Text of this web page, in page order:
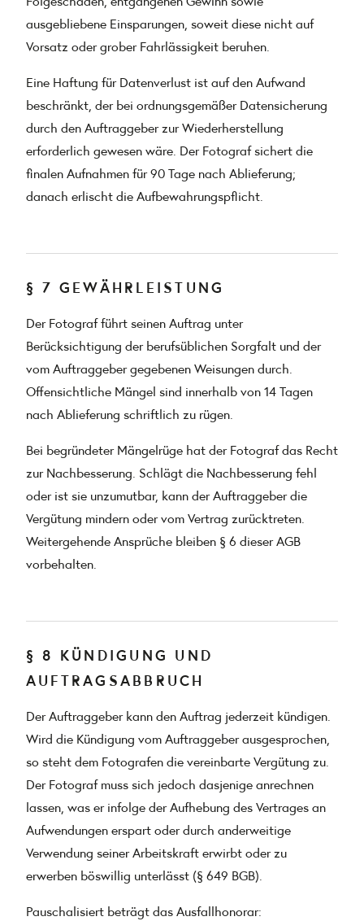
ausgebliebene Einsparungen, soweit diese nicht auf
Vorsatz oder grober Fahrlässigkeit beruhen.
Eine Haftung für Datenverlust ist auf den Aufwand
beschränkt, der bei ordnungsgemäßer Datensicherung
durch den Auftraggeber zur Wiederherstellung
erforderlich gewesen wäre. Der Fotograf sichert die
finalen Aufnahmen für 90 Tage nach Ablieferung;
danach erlischt die Aufbewahrungspflicht.
§ 7 GEWÄHRLEISTUNG
Der Fotograf führt seinen Auftrag unter
Berücksichtigung der berufsüblichen Sorgfalt und der
vom Auftraggeber gegebenen Weisungen durch.
Offensichtliche Mängel sind innerhalb von 14 Tagen
nach Ablieferung schriftlich zu rügen.
Bei begründeter Mängelrüge hat der Fotograf das Recht
zur Nachbesserung. Schlägt die Nachbesserung fehl
oder ist sie unzumutbar, kann der Auftraggeber die
Vergütung mindern oder vom Vertrag zurücktreten.
Weitergehende Ansprüche bleiben § 6 dieser AGB
vorbehalten.
§ 8 KÜNDIGUNG UND
AUFTRAGSABBRUCH
Der Auftraggeber kann den Auftrag jederzeit kündigen.
Wird die Kündigung vom Auftraggeber ausgesprochen,
so steht dem Fotografen die vereinbarte Vergütung zu.
Der Fotograf muss sich jedoch dasjenige anrechnen
lassen, was er infolge der Aufhebung des Vertrages an
Aufwendungen erspart oder durch anderweitige
Verwendung seiner Arbeitskraft erwirbt oder zu
erwerben böswillig unterlässt (§ 649 BGB).
Pauschalisiert beträgt das Ausfallhonorar: